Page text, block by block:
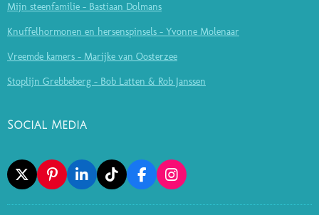
Mijn steenfamilie - Bastiaan Dolmans
Knuffelhormonen en hersenspinsels - Yvonne Molenaar
Vreemde kamers - Marijke van Oosterzee
Stoplijn Grebbeberg - Bob Latten & Rob Janssen
Social Media
X
P
I
N
L
I
N
T
I
K
F
A
C
I
N
S